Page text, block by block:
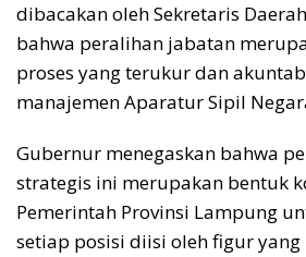
dibacakan oleh Sekretaris
bahwa peralihan jabatan
proses yang terukur dan
manajemen Aparatur Sipil
Gubernur menegaskan bahwa
strategis ini merupakan bentuk
Pemerintah Provinsi Lampung
setiap posisi diisi oleh figur